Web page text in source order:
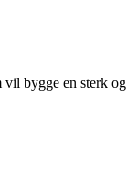
bygge en sterk